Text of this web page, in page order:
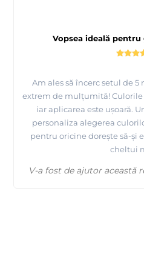
Vopsea ideală pentru
Am ales să încerc setul de
extrem de mulțumită! Culorile
iar aplicarea este ușoară.
personaliza alegerea
pentru oricine dorește să-și
cheltui
V-a fost de ajutor această